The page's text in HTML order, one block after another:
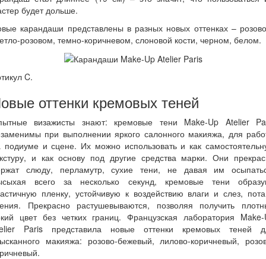
будет дольше.
карандаши представлены в разных новых оттенках –
розовом, темно-коричневом, слоновой кости, черном, белом.
C.
оттенки кремовых теней
визажисты знают: кремовые тени Make-Up Atelier
при выполнении яркого салонного макияжа, для
подиуме и сцене. Их можно использовать и как
и как основу под другие средства марки. Они
слюду, перламутр, сухие тени, не давая им
всего за несколько секунд, кремовые тени
пленку, устойчивую к воздействию влаги и слез,
Прекрасно растушевываются, позволяя получить
цвет без четких границ. Французская лаборатория Make-
Paris представила новые оттенки кремовых теней
макияжа: розово-бежевый, лилово-коричневый,